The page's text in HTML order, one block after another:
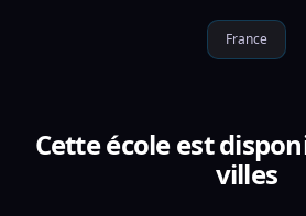
France
Cette école est
villes